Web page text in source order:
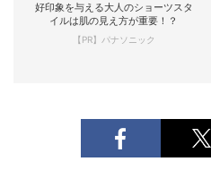
好印象を与える大人のショーツスタ
イルは肌の見え方が重要！？
【PR】パナソニック